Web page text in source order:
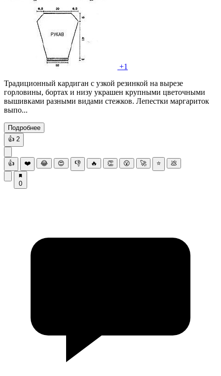
+1
Традиционный кардиган с узкой резинкой на вырезе
горловины, бортах и низу украшен крупными цветочными
вышивками разными видами стежков. Лепестки маргариток
выпо...
Подробнее
👍 2
👍 ❤️ 😂 😍 👎 🔥 👏 😮 🚀 ⭐ 💩
0